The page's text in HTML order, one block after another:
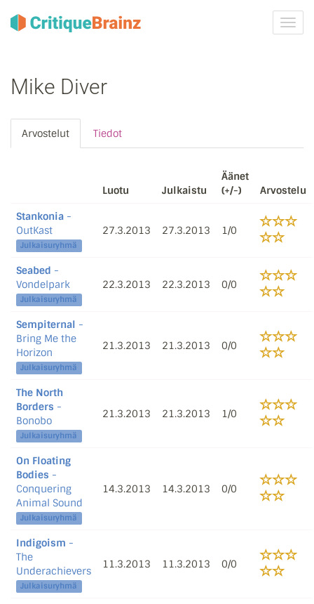
Mike Diver
Arvostelut Tiedot
Luotu Julkaistu
Äänet
(+/-)
Arvostelu
Stankonia -
OutKast
Julkaisuryhmä
27.3.2013 27.3.2013 1/0
Seabed -
Vondelpark
Julkaisuryhmä
22.3.2013 22.3.2013 0/0
Sempiternal -
Bring Me the
Horizon
Julkaisuryhmä
21.3.2013 21.3.2013 0/0
The North
Borders -
Bonobo
Julkaisuryhmä
21.3.2013 21.3.2013 1/0
On Floating
Bodies -
Conquering
Animal Sound
Julkaisuryhmä
14.3.2013 14.3.2013 0/0
Indigoism -
The
Underachievers
Julkaisuryhmä
11.3.2013 11.3.2013 0/0